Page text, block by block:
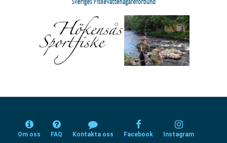
Om oss FAQ Kontakta oss Facebook Instagram